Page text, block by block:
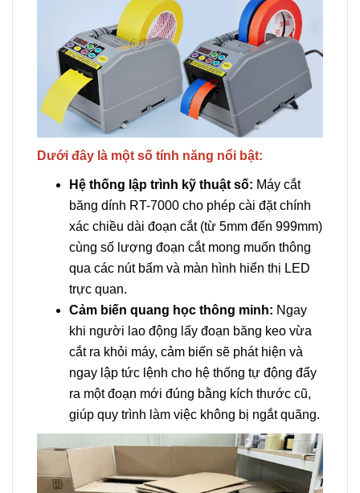
Dưới đây là một số tính năng nổi bật:
Hệ thống lập trình kỹ thuật số: Máy cắt
băng dính RT-7000 cho phép cài đặt chính
xác chiều dài đoạn cắt (từ 5mm đến 999mm)
cùng số lượng đoạn cắt mong muốn thông
qua các nút bấm và màn hình hiển thị LED
trực quan.
Cảm biến quang học thông minh: Ngay
khi người lao động lấy đoạn băng keo vừa
cắt ra khỏi máy, cảm biến sẽ phát hiện và
ngay lập tức lệnh cho hệ thống tự động đẩy
ra một đoạn mới đúng bằng kích thước cũ,
giúp quy trình làm việc không bị ngắt quãng.